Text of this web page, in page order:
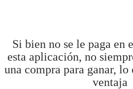
Si bien no se le paga en
esta aplicación, no
una compra para ganar, lo
ventaja